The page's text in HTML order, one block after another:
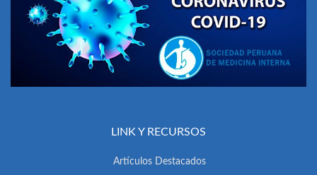
LINK Y RECURSOS
Artículos Destacados